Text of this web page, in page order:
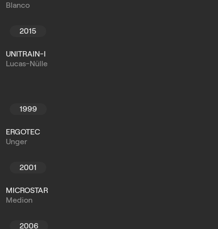
Blanco
2015
UNITRAIN-I
Lucas-Nülle
1999
ERGOTEC
Unger
2001
MICROSTAR
Medion
2006